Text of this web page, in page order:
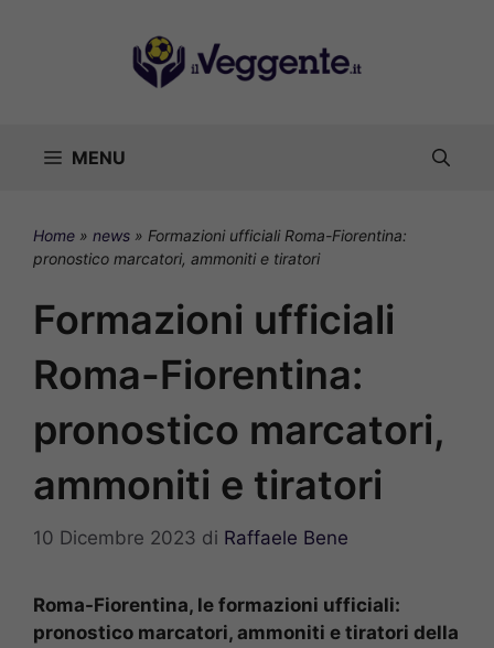
MENU
Home » news » Formazioni ufficiali Roma-Fiorentina:
pronostico marcatori, ammoniti e tiratori
Formazioni ufficiali
Roma-Fiorentina:
pronostico marcatori,
ammoniti e tiratori
10 Dicembre 2023 di Raffaele Bene
Roma-Fiorentina, le formazioni ufficiali:
pronostico marcatori, ammoniti e tiratori della